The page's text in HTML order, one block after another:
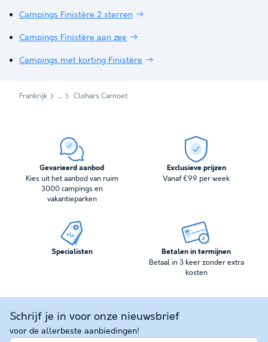
Campings Finistère 2 sterren
Campings Finistère aan zee
Campings met korting Finistère
Frankrijk Clohars Carnoet
Gevarieerd aanbod
Kies uit het aanbod van ruim
3000 campings en
vakantieparken
Exclusieve prijzen
Vanaf €99 per week
Specialisten Betalen in termijnen
Betaal in 3 keer zonder extra
kosten
Schrijf je in voor onze nieuwsbrief
voor de allerbeste aanbiedingen!